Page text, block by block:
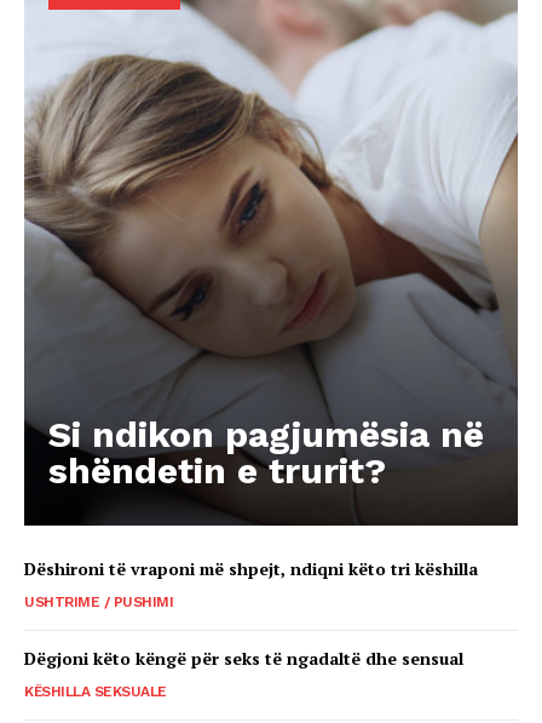
Si ndikon pagjumësia në
shëndetin e trurit?
Dëshironi të vraponi më shpejt, ndiqni këto tri këshilla
USHTRIME / PUSHIMI
Dëgjoni këto këngë për seks të ngadaltë dhe sensual
KËSHILLA SEKSUALE